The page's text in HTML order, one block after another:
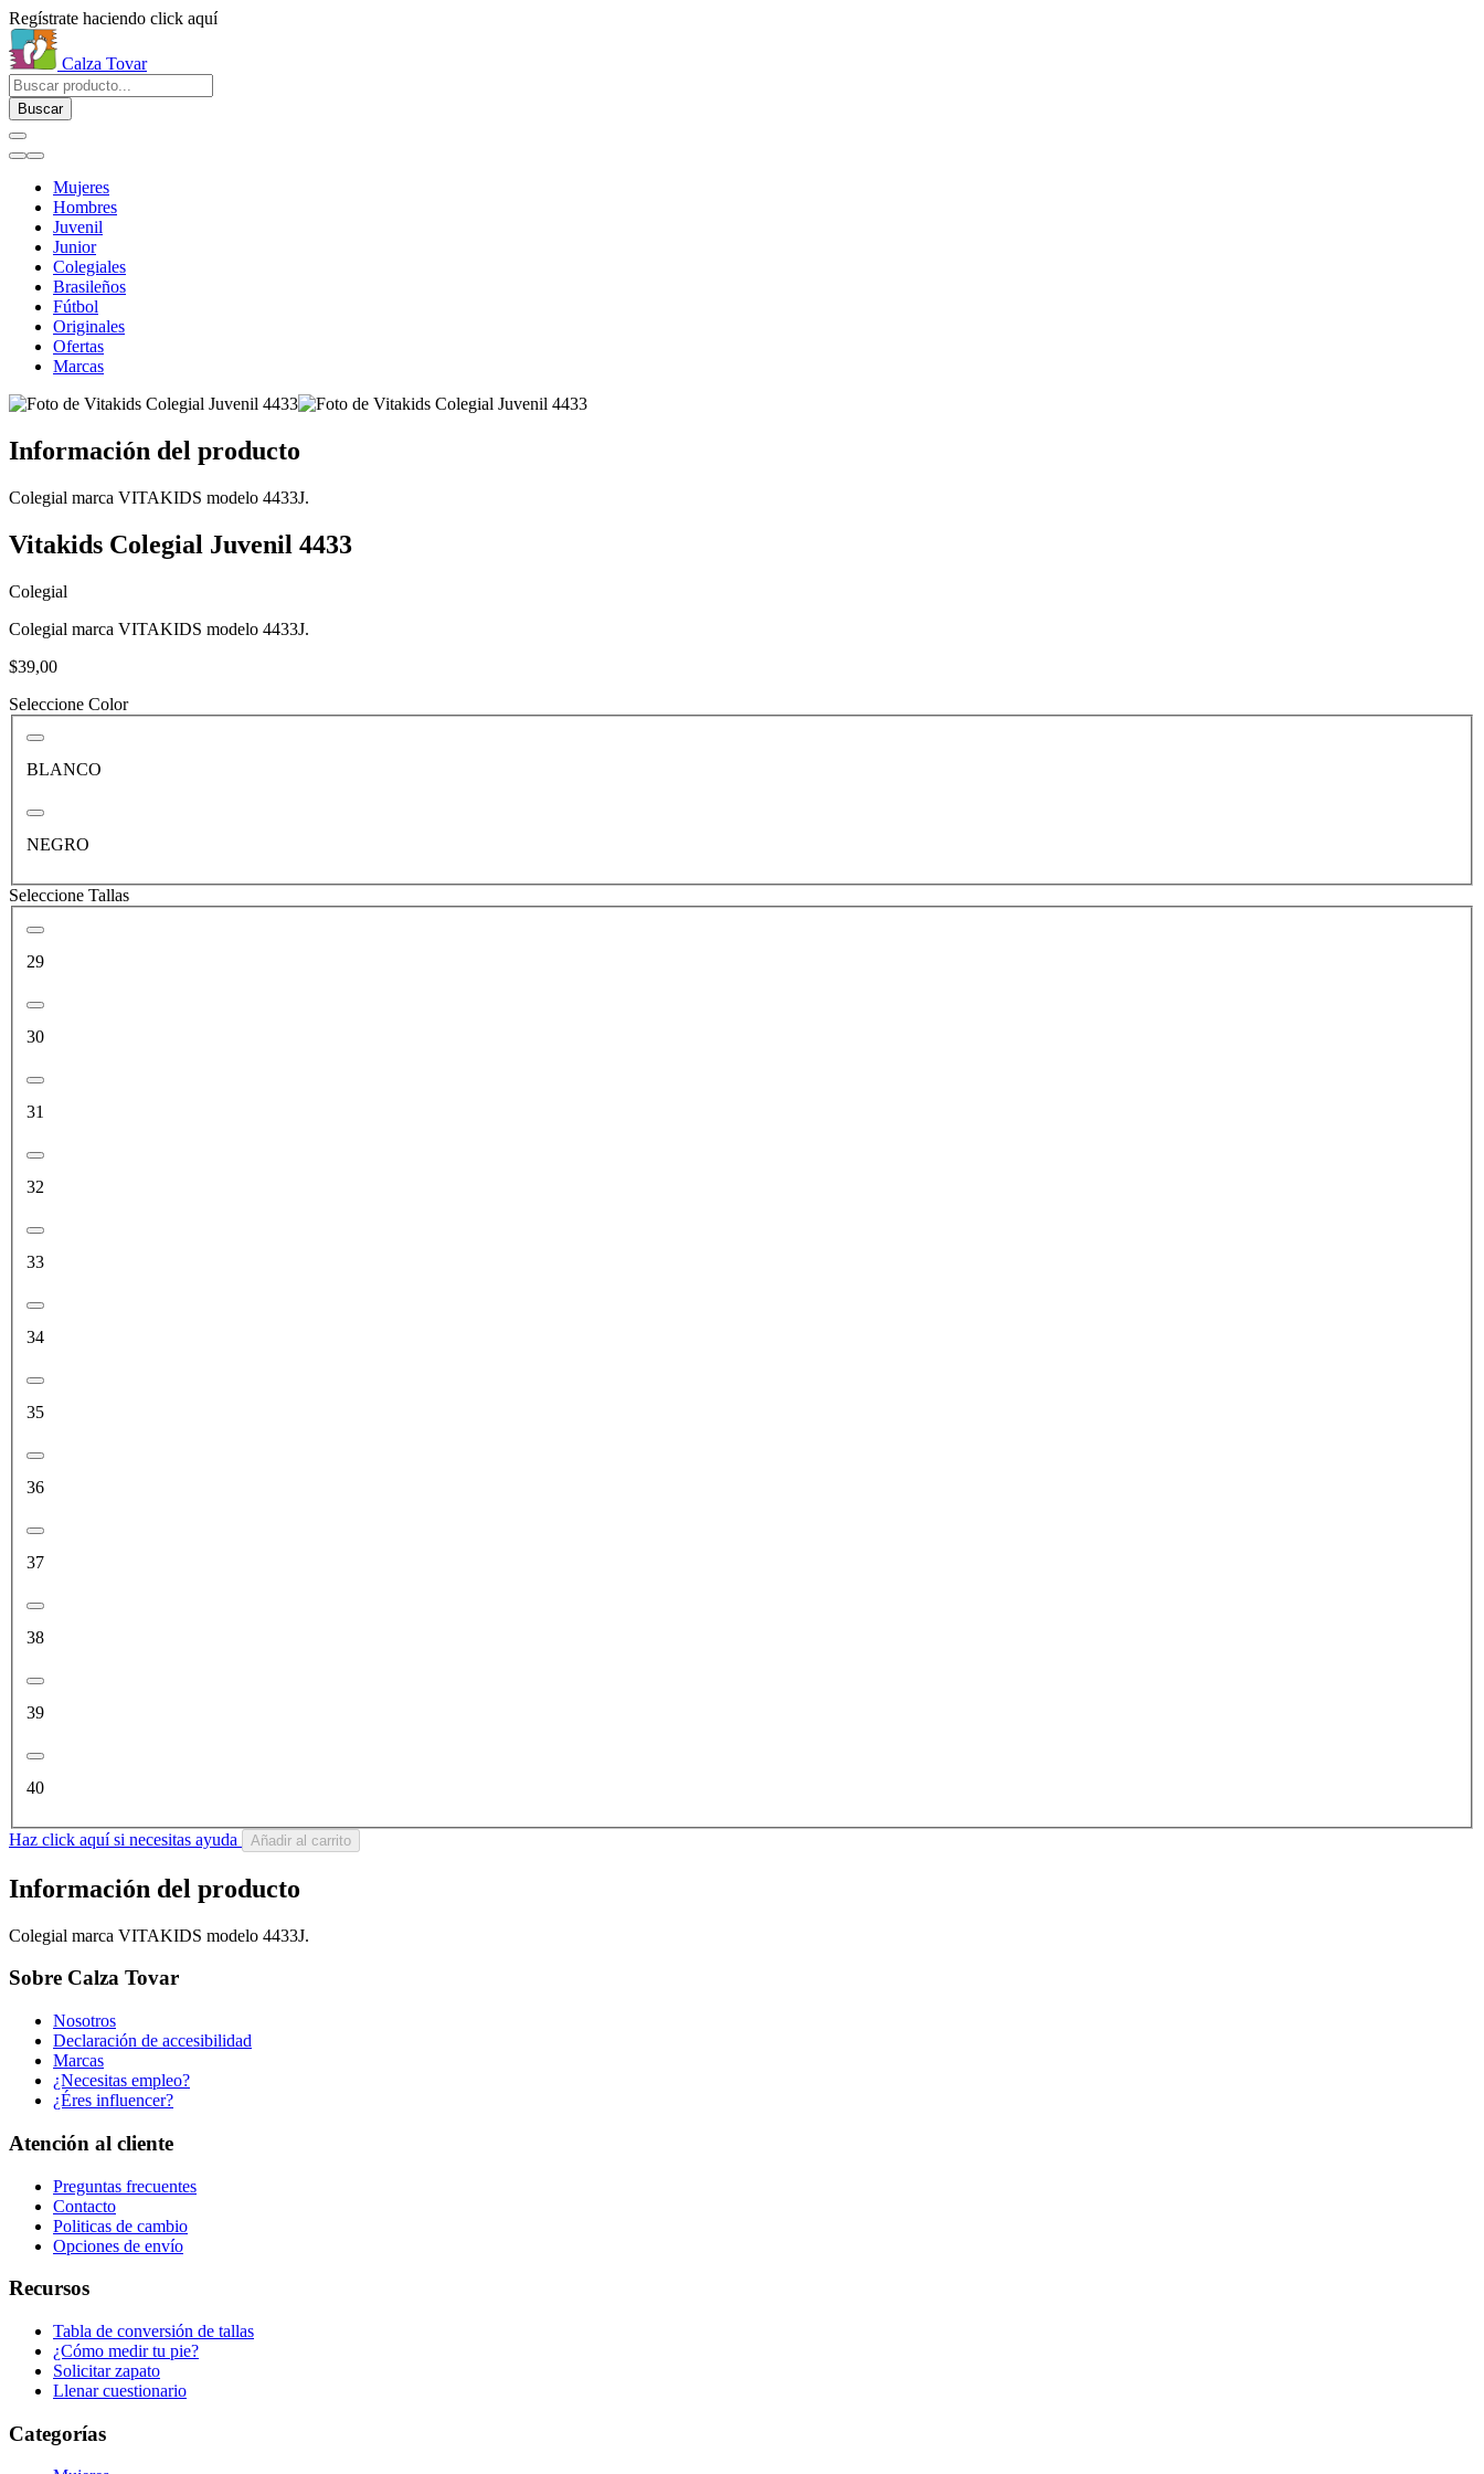
Regístrate haciendo click aquí
Calza Tovar
Buscar
Mujeres
Hombres
Juvenil
Junior
Colegiales
Brasileños
Fútbol
Originales
Ofertas
Marcas
Información del producto
Colegial marca VITAKIDS modelo 4433J.
Vitakids Colegial Juvenil 4433
Colegial
Colegial marca VITAKIDS modelo 4433J.
$39,00
Seleccione Color
BLANCO
NEGRO
Seleccione Tallas
29
30
31
32
33
34
35
36
37
38
39
40
Haz click aquí si necesitas ayuda Añadir al carrito
Información del producto
Colegial marca VITAKIDS modelo 4433J.
Sobre Calza Tovar
Nosotros
Declaración de accesibilidad
Marcas
¿Necesitas empleo?
¿Éres influencer?
Atención al cliente
Preguntas frecuentes
Contacto
Politicas de cambio
Opciones de envío
Recursos
Tabla de conversión de tallas
¿Cómo medir tu pie?
Solicitar zapato
Llenar cuestionario
Categorías